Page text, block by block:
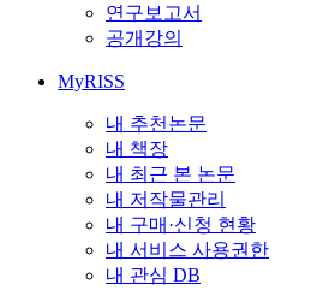
연구보고서
공개강의
MyRISS
내 추천논문
내 책장
내 최근 본 논문
내 저작물관리
내 구매·신청 현황
내 서비스 사용권한
내 관심 DB